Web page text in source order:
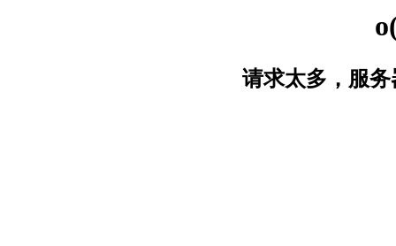
请求太多，服